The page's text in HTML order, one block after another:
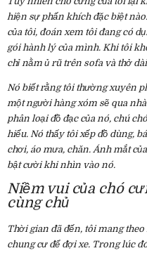
hiện sự phấn khích đặc biệt
của tôi, đoán xem tôi đang có
gói hành lý của mình. Khi tôi
chỉ nằm ủ rũ trên sofa và thở
Nó biết rằng tôi thường xuyên
một người hàng xóm sẽ qua
phân loại đồ đạc của nó, chú
hiểu. Nó thấy tôi xếp đồ dùng,
chơi, áo mưa, chăn. Ánh mắt
bật cười khi nhìn vào nó.
Niềm vui của chó
cùng chủ
Thời gian đã đến, tôi mang
chung cư để đợi xe. Trong lúc